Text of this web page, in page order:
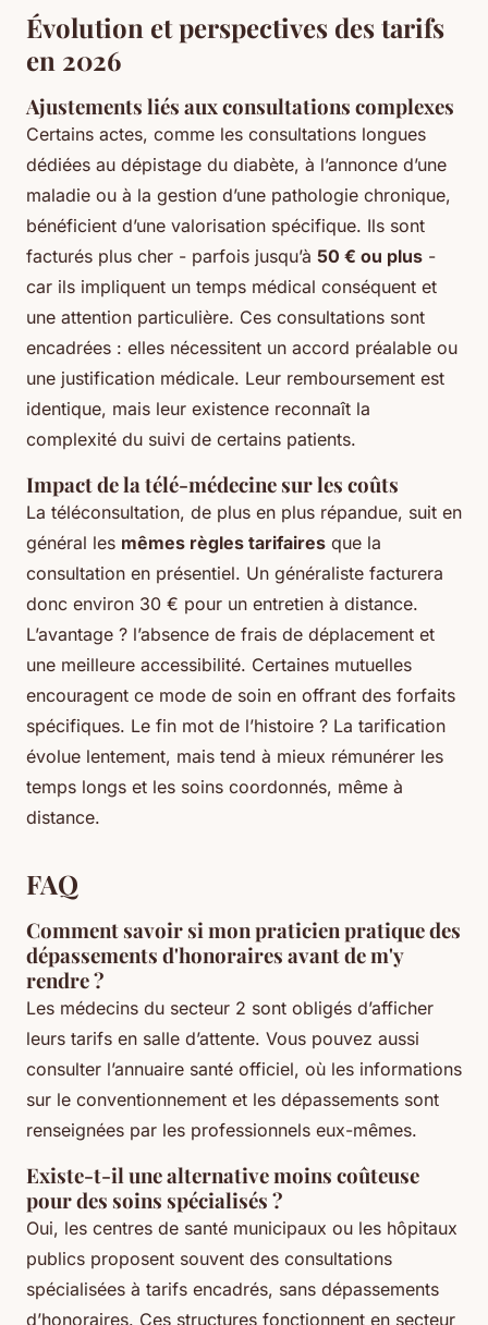
Évolution et perspectives des tarifs
en 2026
Ajustements liés aux consultations complexes
Certains actes, comme les consultations longues
dédiées au dépistage du diabète, à l’annonce d’une
maladie ou à la gestion d’une pathologie chronique,
bénéficient d’une valorisation spécifique. Ils sont
facturés plus cher - parfois jusqu’à 50 € ou plus -
car ils impliquent un temps médical conséquent et
une attention particulière. Ces consultations sont
encadrées : elles nécessitent un accord préalable ou
une justification médicale. Leur remboursement est
identique, mais leur existence reconnaît la
complexité du suivi de certains patients.
Impact de la télé-médecine sur les coûts
La téléconsultation, de plus en plus répandue, suit en
général les mêmes règles tarifaires que la
consultation en présentiel. Un généraliste facturera
donc environ 30 € pour un entretien à distance.
L’avantage ? l’absence de frais de déplacement et
une meilleure accessibilité. Certaines mutuelles
encouragent ce mode de soin en offrant des forfaits
spécifiques. Le fin mot de l’histoire ? La tarification
évolue lentement, mais tend à mieux rémunérer les
temps longs et les soins coordonnés, même à
distance.
FAQ
Comment savoir si mon praticien pratique des
dépassements d'honoraires avant de m'y
rendre ?
Les médecins du secteur 2 sont obligés d’afficher
leurs tarifs en salle d’attente. Vous pouvez aussi
consulter l’annuaire santé officiel, où les informations
sur le conventionnement et les dépassements sont
renseignées par les professionnels eux-mêmes.
Existe-t-il une alternative moins coûteuse
pour des soins spécialisés ?
Oui, les centres de santé municipaux ou les hôpitaux
publics proposent souvent des consultations
spécialisées à tarifs encadrés, sans dépassements
d’honoraires. Ces structures fonctionnent en secteur